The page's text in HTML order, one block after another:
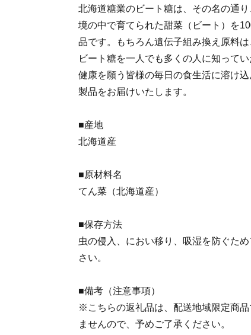
北海道糖業のビート糖は、その名の通
境の中で育てられた甜菜（ビート）を
品です。もちろん遺伝子組み換え原料は
ビート糖を一人でも多くの人に知って
健康を願う皆様の毎日の食生活に溶け
製品をお届けいたします。
■産地
北海道産
■原材料名
てん菜（北海道産）
■保存方法
虫の侵入、におい移り、吸湿を防ぐた
さい。
■備考（注意事項）
※こちらの返礼品は、配送地域限定商
ませんので、予めご了承ください。